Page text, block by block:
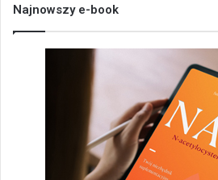
Najnowszy e-book